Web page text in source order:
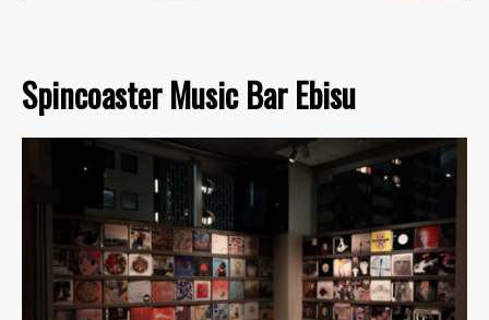
Spincoaster Music Bar Ebisu